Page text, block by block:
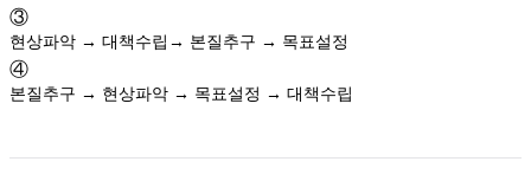
③
현상파악 → 대책수립→ 본질추구 → 목표설정
④
본질추구 → 현상파악 → 목표설정 → 대책수립